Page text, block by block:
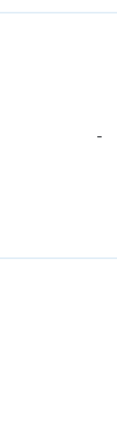
-